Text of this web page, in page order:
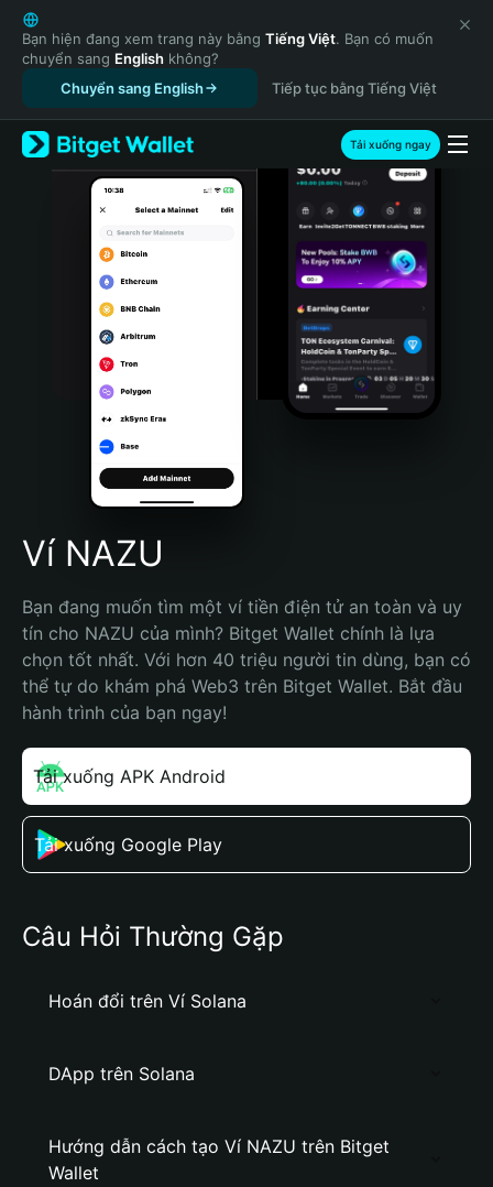
English
日本語
Tiếng Việt
Русский
Español (Latinoamérica)
Türkçe
Italiano
Português (Portugal)
Bahasa Indonesia
Português (Brasil)
Español (Argentina)
Bạn hiện đang xem trang này bằng Tiếng Việt. Bạn có muốn
chuyển sang English không?
Chuyển sang English
Tiếp tục bằng Tiếng Việt
Tải xuống ngay
Ví NAZU
Bạn đang muốn tìm một ví tiền điện tử an toàn và uy
tín cho NAZU của mình? Bitget Wallet chính là lựa
chọn tốt nhất. Với hơn 40 triệu người tin dùng, bạn có
thể tự do khám phá Web3 trên Bitget Wallet. Bắt đầu
hành trình của bạn ngay!
Tải xuống APK Android
Tải xuống Google Play
Câu Hỏi Thường Gặp
Hoán đổi trên Ví Solana
DApp trên Solana
Hướng dẫn cách tạo Ví NAZU trên Bitget
Wallet